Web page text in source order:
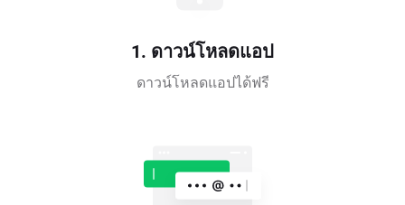
1. ดาวน์โหลดแอป
ดาวน์โหลดแอปได้ฟรี